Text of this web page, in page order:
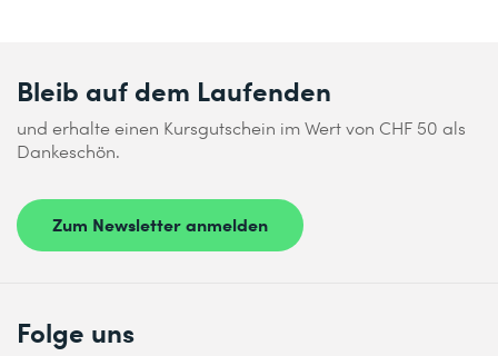
Bleib auf dem Laufenden
und erhalte einen Kursgutschein im Wert von CHF 50 als
Dankeschön.
Zum Newsletter anmelden
Folge uns